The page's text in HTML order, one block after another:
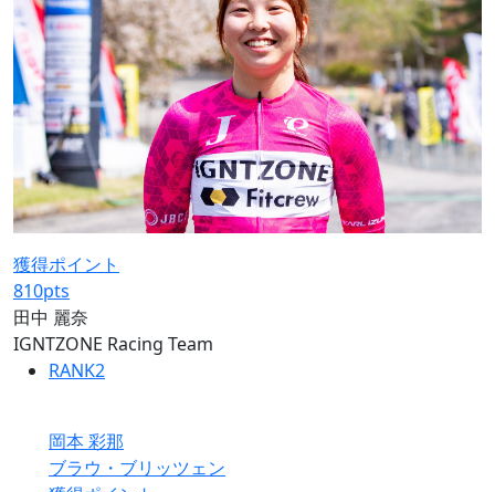
獲得ポイント
810pts
田中 麗奈
IGNTZONE Racing Team
RANK2
岡本 彩那
ブラウ・ブリッツェン